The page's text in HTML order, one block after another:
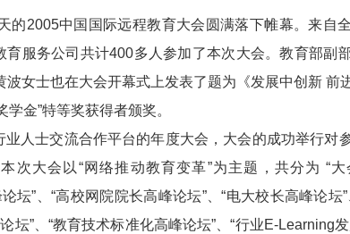
2005中国国际远程教育大会圆满落下帷幕。来自
育服务公司共计400多人参加了本次大会。教育部副
女士也在大会开幕式上发表了题为《发展中创新 前
金”特等奖获得者颁奖。
士交流合作平台的年度大会，大会的成功举行对
次大会以“网络推动教育变革”为主题，共分为 “
坛”、“高校网院院长高峰论坛”、“电大校长高峰论坛
坛”、“教育技术标准化高峰论坛”、“行业E-Learning